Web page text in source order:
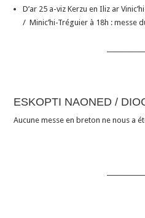
D’ar 25 a-viz Kerzu en Iliz ar
/ Minic’hi-Tréguier à 18h : messe
ESKOPTI NAONED /
Aucune messe en breton ne nous a